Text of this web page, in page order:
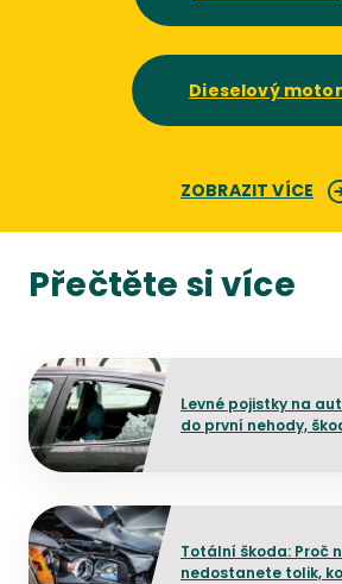
Dieselový motor
ZOBRAZIT VÍCE
Přečtěte si více
Levné pojistky na
do první nehody,
Přejít na detail článku
Totální škoda: Proč
nedostanete tolik,
Přejít na detail článku